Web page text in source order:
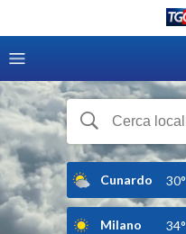
Cunardo 30°
Milano 34°